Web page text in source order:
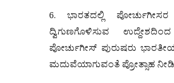
6. ಭಾರತದಲ್ಲಿ ಪೋರ್ಚುಗೀಸರ
ದ್ವಿಗುಣಗೊಳಿಸುವ
ಪೋರ್ಚುಗೀಸ್ ಪುರುಷರು
ಮದುವೆಯಾಗುವಂತೆ ಪ್ರೋತ್ಸಾಹ